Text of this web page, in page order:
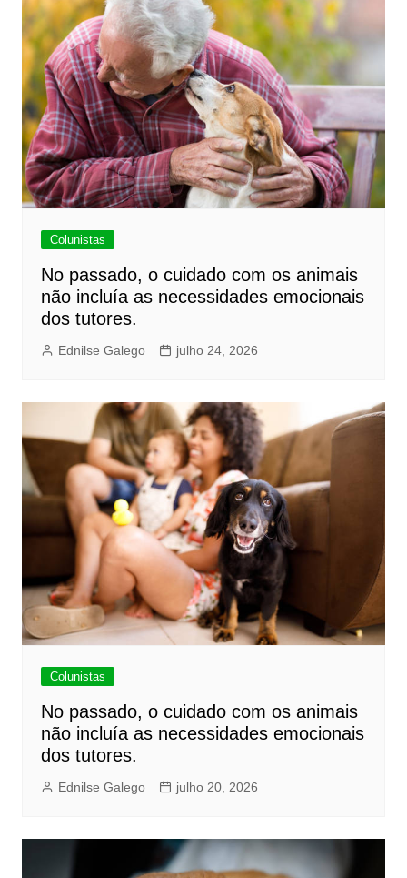
Colunistas
No passado, o cuidado com os animais
não incluía as necessidades emocionais
dos tutores.
Ednilse Galego julho 24, 2026
Colunistas
No passado, o cuidado com os animais
não incluía as necessidades emocionais
dos tutores.
Ednilse Galego julho 20, 2026